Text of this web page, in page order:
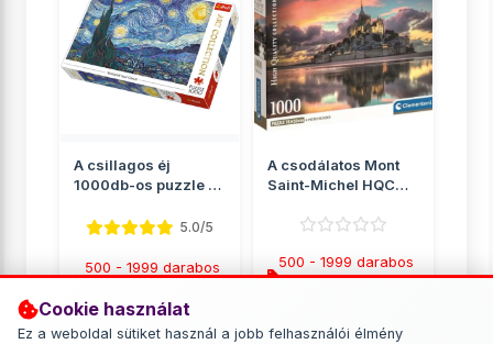
Cookie használat
Ez a weboldal sütiket használ a jobb felhasználói élmény
A csillagos éj
1000db-os puzzle -
5.0/5
500 - 1999 darabos
2 890 Ft
A csodálatos Mont
Saint-Michel HQC
poszter...
500 - 1999 darabos